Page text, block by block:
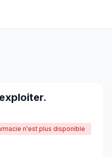
n'est plus disponible